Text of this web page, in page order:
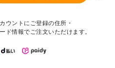
ウントにご登録の住所・
ド情報でご注文いただけます。